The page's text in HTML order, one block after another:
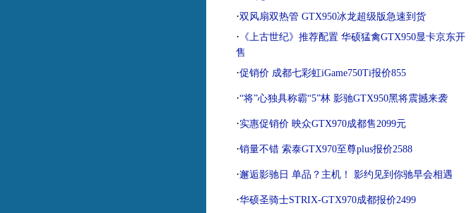
·双风扇双热管 GTX950冰龙超级版急速到货
· 《上古世纪》推荐配置 华硕猛禽GTX950显卡京东开
售
·促销价 成都七彩虹iGame750Ti报价855
·“将”心独具称霸“5”林 影驰GTX950黑将震撼来袭
·实惠促销价 映众GTX970成都售2099元
·销量不错 索泰GTX970至尊plus报价2588
·邂逅影驰日 单品？主机！ 影约见到你驰早会相遇
·华硕圣骑士STRIX-GTX970成都报价2499